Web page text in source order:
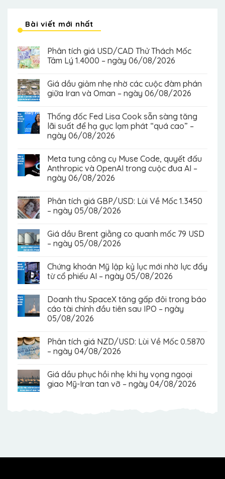
Bài viết mới nhất
Phân tích giá USD/CAD Thử Thách Mốc
Tâm Lý 1.4000 – ngày 06/08/2026
Giá dầu giảm nhẹ nhờ các cuộc đàm phán
giữa Iran và Oman – ngày 06/08/2026
Thống đốc Fed Lisa Cook sẵn sàng tăng
lãi suất để hạ gục lạm phát “quá cao” –
ngày 06/08/2026
Meta tung công cụ Muse Code, quyết đấu
Anthropic và OpenAI trong cuộc đua AI –
ngày 06/08/2026
Phân tích giá GBP/USD: Lùi Về Mốc 1.3450
– ngày 05/08/2026
Giá dầu Brent giằng co quanh mốc 79 USD
– ngày 05/08/2026
Chứng khoán Mỹ lập kỷ lục mới nhờ lực đẩy
từ cổ phiếu AI – ngày 05/08/2026
Doanh thu SpaceX tăng gấp đôi trong báo
cáo tài chính đầu tiên sau IPO – ngày
05/08/2026
Phân tích giá NZD/USD: Lùi Về Mốc 0.5870
– ngày 04/08/2026
Giá dầu phục hồi nhẹ khi hy vọng ngoại
giao Mỹ-Iran tan vỡ – ngày 04/08/2026